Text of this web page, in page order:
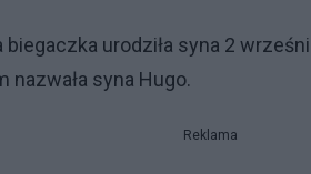
biegaczka urodziła syna 2
syna Hugo.
Reklama